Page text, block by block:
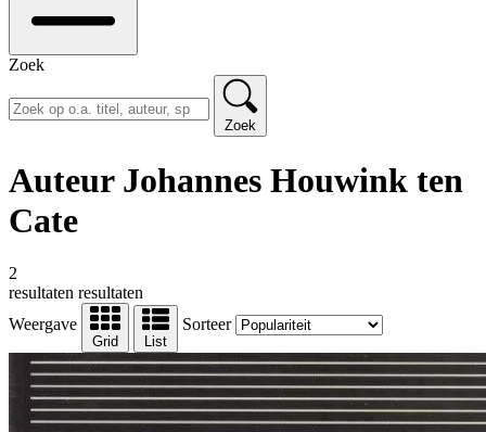
Zoek
Zoek
Auteur Johannes Houwink ten
Cate
2
resultaten resultaten
Weergave
Grid List
Sorteer